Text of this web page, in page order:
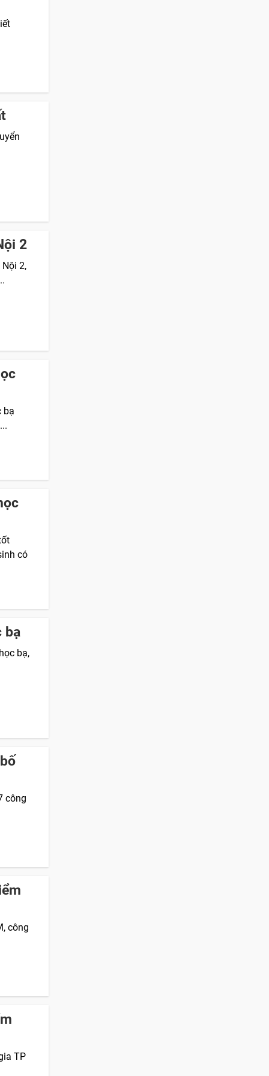
2
2,
bạ
có
bạ
bạ,
công
công
TP